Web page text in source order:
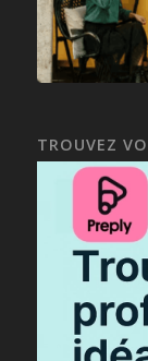
TROUVEZ